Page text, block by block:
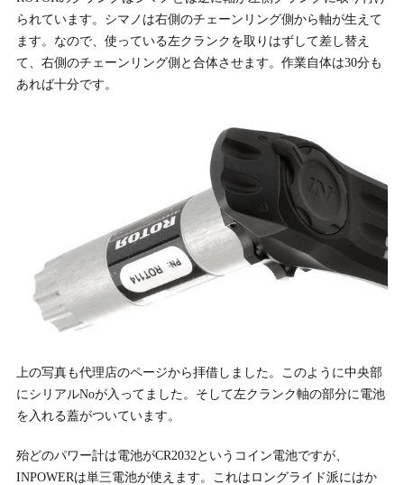
られています。シマノは右側のチェーンリング側から軸が生えて
ます。なので、使っている左クランクを取りはずして差し替え
て、右側のチェーンリング側と合体させます。作業自体は30分も
あれば十分です。
上の写真も代理店のページから拝借しました。このように中央部
にシリアルNoが入ってました。そして左クランク軸の部分に電池
を入れる蓋がついています。
殆どのパワー計は電池がCR2032というコイン電池ですが、
INPOWERは単三電池が使えます。これはロングライド派にはか